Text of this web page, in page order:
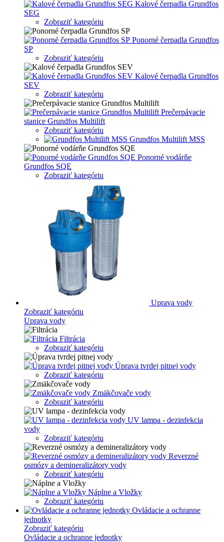
Kalové čerpadla Grundfos
SEG
Zobraziť kategóriu
Ponorné čerpadla Grundfos
SP
Zobraziť kategóriu
Kalové čerpadla Grundfos
SEV
Zobraziť kategóriu
Prečerpávacie
stanice Grundfos Multilift
Zobraziť kategóriu
Grundfos Multilift MSS
Ponorné vodárňe
Grundfos SQE
Zobraziť kategóriu
Uprava vody
Zobraziť kategóriu
Uprava vody
Filtrácia
Zobraziť kategóriu
Úprava tvrdej pitnej vody
Zobraziť kategóriu
Zmäkčovače vody
Zobraziť kategóriu
UV lampa - dezinfekcia
vody
Zobraziť kategóriu
Reverzné
osmózy a demineralizátory vody
Zobraziť kategóriu
Náplne a Vložky
Zobraziť kategóriu
Ovládacie a ochranne
jednotky
Zobraziť kategóriu
Ovládacie a ochranne jednotky